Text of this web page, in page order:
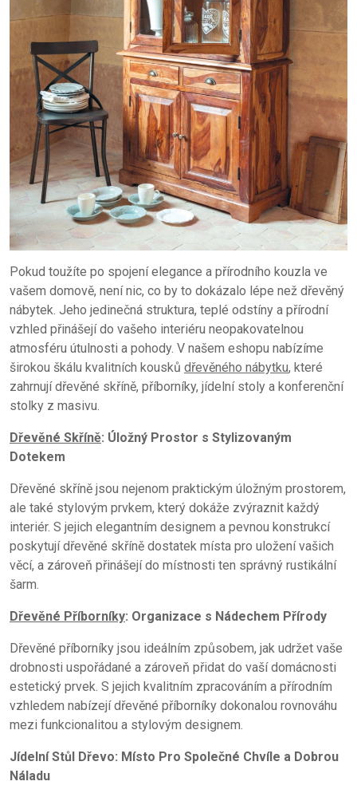
Pokud toužíte po spojení elegance a přírodního kouzla ve
vašem domově, není nic, co by to dokázalo lépe než dřevěný
nábytek. Jeho jedinečná struktura, teplé odstíny a přírodní
vzhled přinášejí do vašeho interiéru neopakovatelnou
atmosféru útulnosti a pohody. V našem eshopu nabízíme
širokou škálu kvalitních kousků dřevěného nábytku, které
zahrnují dřevěné skříně, příborníky, jídelní stoly a konferenční
stolky z masivu.
Dřevěné Skříně: Úložný Prostor s Stylizovaným
Dotekem
Dřevěné skříně jsou nejenom praktickým úložným prostorem,
ale také stylovým prvkem, který dokáže zvýraznit každý
interiér. S jejich elegantním designem a pevnou konstrukcí
poskytují dřevěné skříně dostatek místa pro uložení vašich
věcí, a zároveň přinášejí do místnosti ten správný rustikální
šarm.
Dřevěné Příborníky: Organizace s Nádechem Přírody
Dřevěné příborníky jsou ideálním způsobem, jak udržet vaše
drobnosti uspořádané a zároveň přidat do vaší domácnosti
estetický prvek. S jejich kvalitním zpracováním a přírodním
vzhledem nabízejí dřevěné příborníky dokonalou rovnováhu
mezi funkcionalitou a stylovým designem.
Jídelní Stůl Dřevo: Místo Pro Společné Chvíle a Dobrou
Náladu